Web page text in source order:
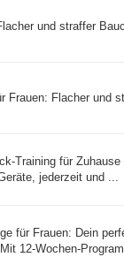
und straffer
Frauen: Flacher und
Training für
jederzeit und ...
für Frauen: Dein
12-Wochen-